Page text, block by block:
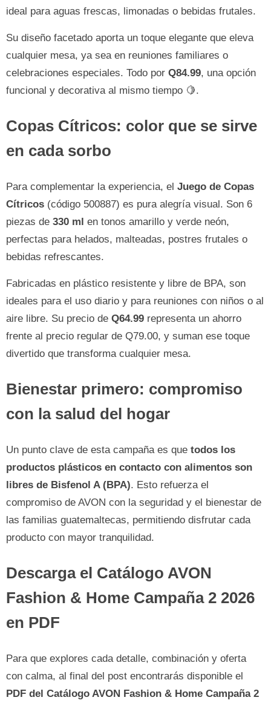
ideal para aguas frescas, limonadas o bebidas frutales.
Su diseño facetado aporta un toque elegante que eleva
cualquier mesa, ya sea en reuniones familiares o
celebraciones especiales. Todo por Q84.99, una opción
funcional y decorativa al mismo tiempo 🍋.
Copas Cítricos: color que se sirve
en cada sorbo
Para complementar la experiencia, el Juego de Copas
Cítricos (código 500887) es pura alegría visual. Son 6
piezas de 330 ml en tonos amarillo y verde neón,
perfectas para helados, malteadas, postres frutales o
bebidas refrescantes.
Fabricadas en plástico resistente y libre de BPA, son
ideales para el uso diario y para reuniones con niños o al
aire libre. Su precio de Q64.99 representa un ahorro
frente al precio regular de Q79.00, y suman ese toque
divertido que transforma cualquier mesa.
Bienestar primero: compromiso
con la salud del hogar
Un punto clave de esta campaña es que todos los
productos plásticos en contacto con alimentos son
libres de Bisfenol A (BPA). Esto refuerza el
compromiso de AVON con la seguridad y el bienestar de
las familias guatemaltecas, permitiendo disfrutar cada
producto con mayor tranquilidad.
Descarga el Catálogo AVON
Fashion & Home Campaña 2 2026
en PDF
Para que explores cada detalle, combinación y oferta
con calma, al final del post encontrarás disponible el
PDF del Catálogo AVON Fashion & Home Campaña 2